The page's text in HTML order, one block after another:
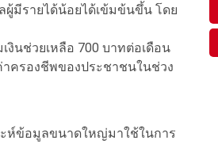
มีรายได้น้อยได้เข้มข้นขึ้น โดย
งินช่วยเหลือ 700 บาทต่อเดือน
าครองชีพของประชาชนในช่วง
ะห์ข้อมูลขนาดใหญ่มาใช้ในการ